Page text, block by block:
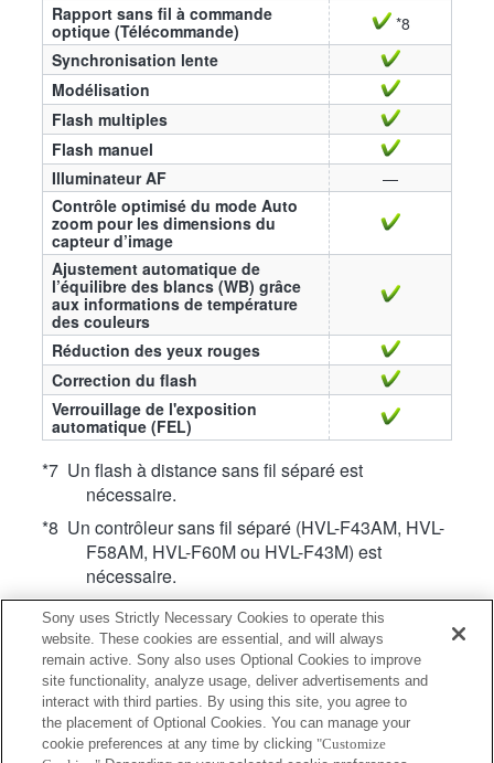
Rapport sans fil à commande
optique (Télécommande)
*8
Synchronisation lente
Modélisation
Flash multiples
Flash manuel
Illuminateur AF
—
Contrôle optimisé du mode Auto
zoom pour les dimensions du
capteur d’image
Ajustement automatique de
l’équilibre des blancs (WB) grâce
aux informations de température
des couleurs
Réduction des yeux rouges
Correction du flash
Verrouillage de l'exposition
automatique (FEL)
*7 Un flash à distance sans fil séparé est
nécessaire.
*8 Un contrôleur sans fil séparé (HVL-F43AM, HVL-
F58AM, HVL-F60M ou HVL-F43M) est
nécessaire.
*10 Un contrôleur sans fil séparé (HVL-F20AM,
HVL-F43AM, HVL-F58AM, HVL-F60M, HVL-
F20M, HVL-F43M ou HVL-F32M) est
nécessaire.
*49 Utilisation impossible lorsque le déclencheur
électronique est activé. (Sur les appareils
Sony uses Strictly Necessary Cookies to operate this
website. These cookies are essential, and will always
remain active. Sony also uses Optional Cookies to improve
site functionality, analyze usage, deliver advertisements and
interact with third parties. By using this site, you agree to
the placement of Optional Cookies. You can manage your
cookie preferences at any time by clicking "Customize